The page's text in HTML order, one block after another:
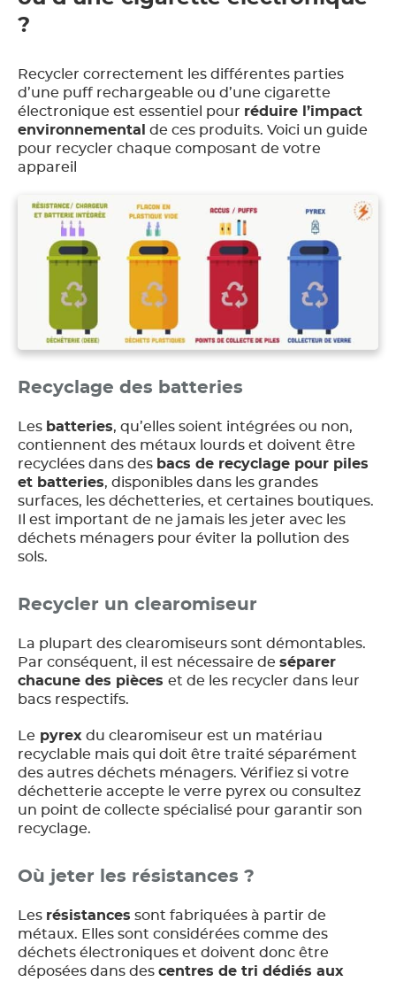
?
Recycler correctement les différentes parties
d’une puff rechargeable ou d’une cigarette
électronique est essentiel pour réduire l’impact
environnemental
de ces produits. Voici un guide
pour recycler chaque composant de votre
appareil
Recyclage des batteries
Les batteries, qu’elles soient intégrées ou non,
contiennent des métaux lourds et doivent être
recyclées dans des bacs de recyclage pour piles
et batteries, disponibles dans les grandes
surfaces, les déchetteries, et certaines boutiques.
Il est important de ne jamais les jeter avec les
déchets ménagers pour éviter la pollution des
sols.
Recycler un clearomiseur
La plupart des clearomiseurs sont démontables.
Par conséquent, il est nécessaire de séparer
chacune des pièces et de les recycler dans leur
bacs respectifs.
Le pyrex du clearomiseur est un matériau
recyclable mais qui doit être traité séparément
des autres déchets ménagers. Vérifiez si votre
déchetterie accepte le verre pyrex ou consultez
un point de collecte spécialisé pour garantir son
recyclage.
Où jeter les résistances ?
Les résistances sont fabriquées à partir de
métaux. Elles sont considérées comme des
déchets électroniques et doivent donc être
déposées dans des centres de tri dédiés aux